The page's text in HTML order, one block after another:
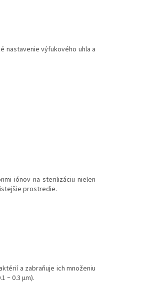
nastavenie výfukového uhla a
iónov na sterilizáciu nielen
prostredie.
a zabraňuje ich množeniu
~ 0.3 μm).